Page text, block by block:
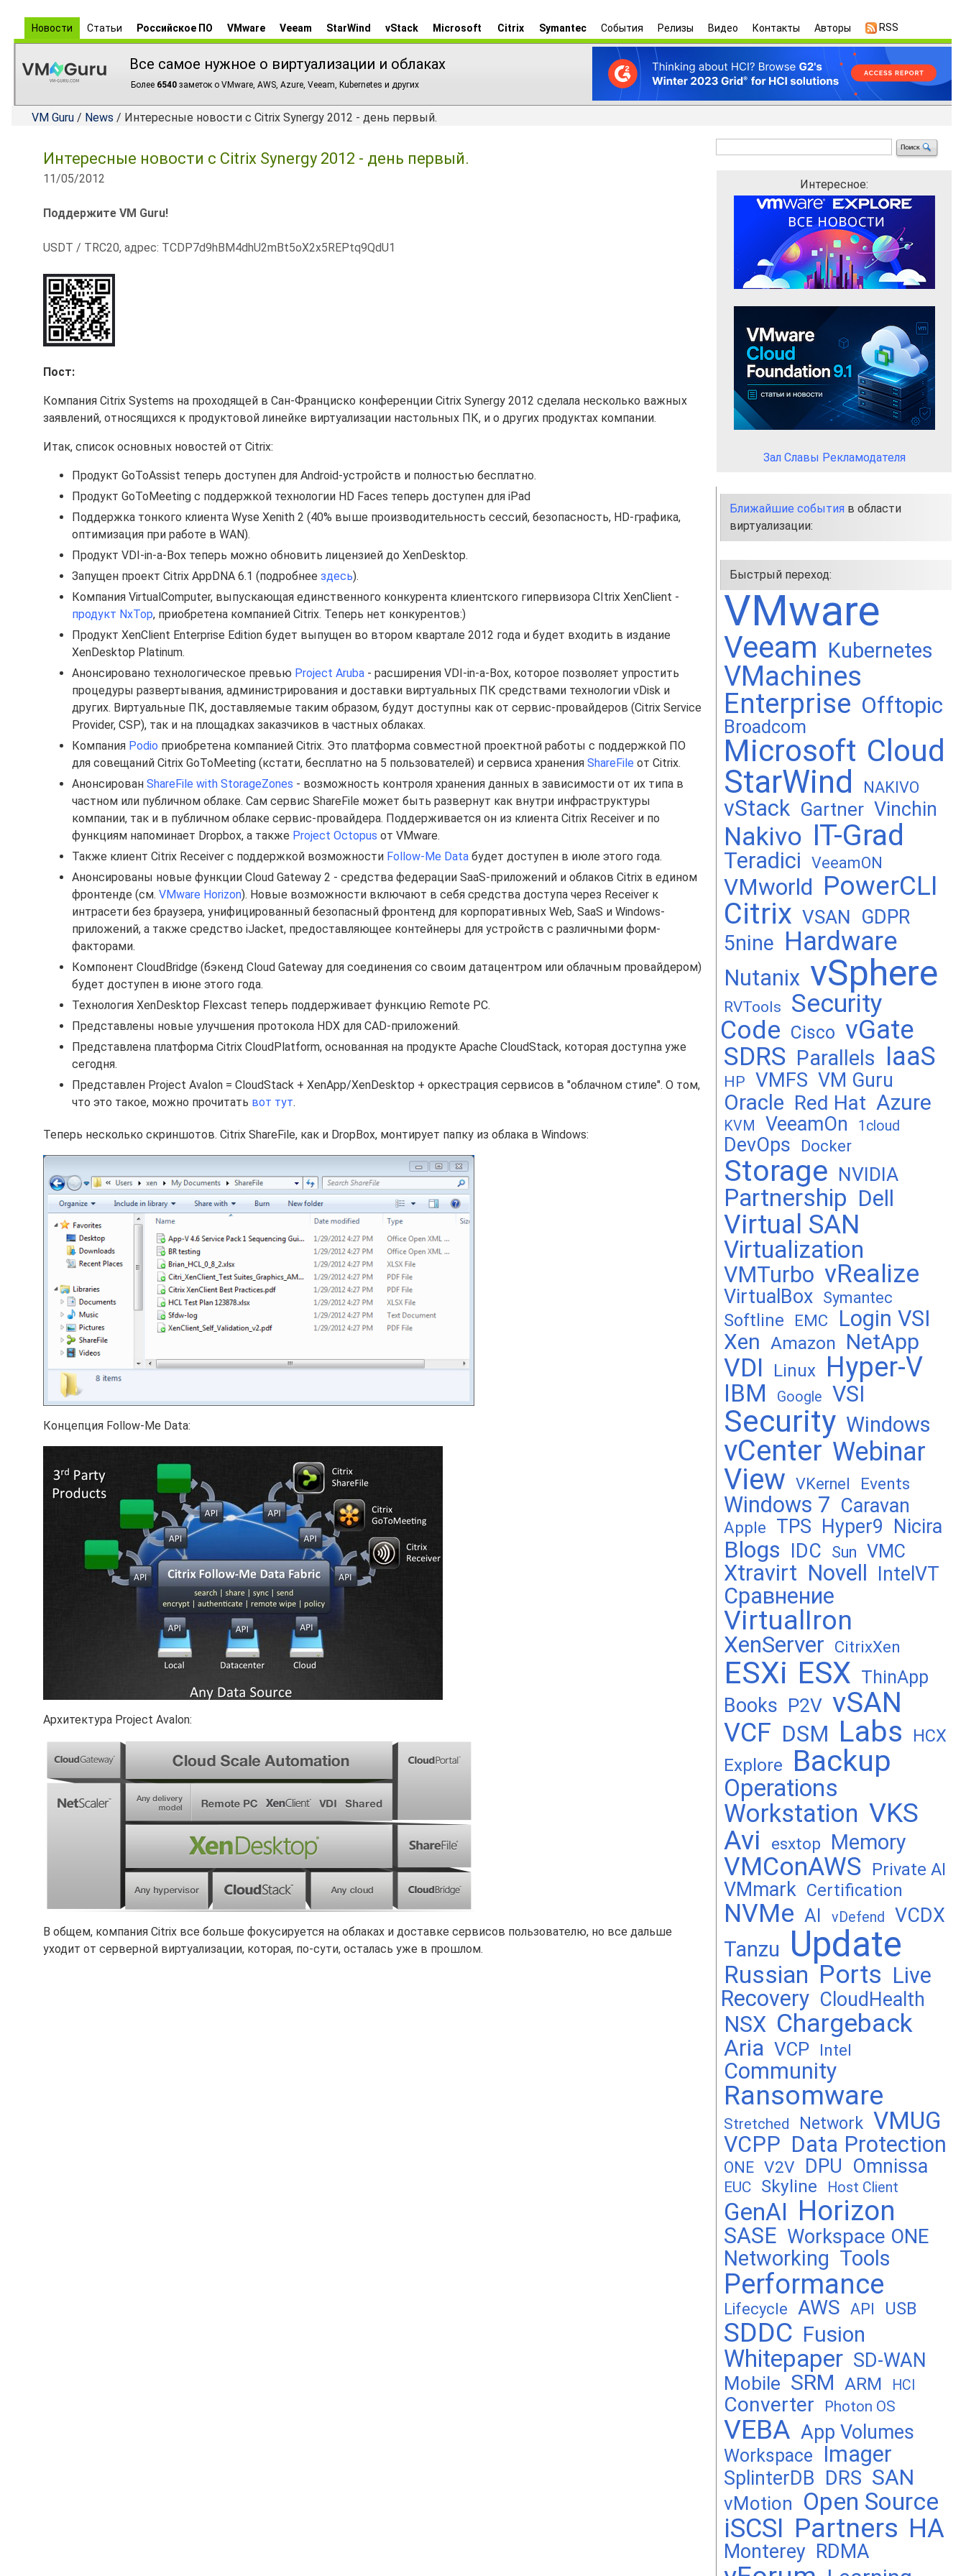
Новости Статьи Российское ПО VMware Veeam StarWind vStack Microsoft Citrix Symantec События Релизы Видео Контакты Авторы RSS
Все самое нужное о виртуализации и облаках
Более 6540 заметок о VMware, AWS, Azure, Veeam, Kubernetes и других
VM Guru / News / Интересные новости с Citrix Synergy 2012 - день первый.
Интересные новости с Citrix Synergy 2012 - день первый.
11/05/2012
Поддержите VM Guru!
USDT / TRC20, адрес: TCDP7d9hBM4dhU2mBt5oX2x5REPtq9QdU1
Пост:
Компания Citrix Systems на проходящей в Сан-Франциско конференции Citrix Synergy 2012 сделала несколько важных
заявлений, относящихся к продуктовой линейке виртуализации настольных ПК, и о других продуктах компании.
Итак, список основных новостей от Citrix:
Продукт GoToAssist теперь доступен для Android-устройств и полностью бесплатно.
Продукт GoToMeeting с поддержкой технологии HD Faces теперь доступен для iPad
Поддержка тонкого клиента Wyse Xenith 2 (40% выше производительность сессий, безопасность, HD-графика,
оптимизация при работе в WAN).
Продукт VDI-in-a-Box теперь можно обновить лицензией до XenDesktop.
Запущен проект Citrix AppDNA 6.1 (подробнее здесь).
Компания VirtualComputer, выпускающая единственного конкурента клиентского гипервизора CItrix XenClient -
продукт NxTop, приобретена компанией Citrix. Теперь нет конкурентов:)
Продукт XenClient Enterprise Edition будет выпущен во втором квартале 2012 года и будет входить в издание
XenDesktop Platinum.
Анонсировано технологическое превью Project Aruba - расширения VDI-in-a-Box, которое позволяет упростить
процедуры развертывания, администрирования и доставки виртуальных ПК средствами технологии vDisk и
других. Виртуальные ПК, доставляемые таким образом, будут доступны как от сервис-провайдеров (Citrix Service
Provider, CSP), так и на площадках заказчиков в частных облаках.
Компания Podio приобретена компанией Citrix. Это платформа совместной проектной работы с поддержкой ПО
для совещаний Citrix GoToMeeting (кстати, бесплатно на 5 пользователей) и сервиса хранения ShareFile от Citrix.
Анонсирован ShareFile with StorageZones - возможность контроля хранения данных в зависимости от их типа в
частном или публичном облаке. Сам сервис ShareFile может быть развернут как внутри инфраструктуры
компании, так и в публичном облаке сервис-провайдера. Поддерживается он из клиента Citrix Receiver и по
функциям напоминает Dropbox, а также Project Octopus от VMware.
Также клиент Citrix Receiver с поддержкой возможности Follow-Me Data будет доступен в июле этого года.
Анонсированы новые функции Cloud Gateway 2 - средства федерации SaaS-приложений и облаков Citrix в едином
фронтенде (см. VMware Horizon). Новые возможности включают в себя средства доступа через Receiver к
интрасети без браузера, унифицированный безопасный фронтенд для корпоративных Web, SaaS и Windows-
приложений, а также средство iJacket, предоставляющее контейнеры для устройств с различными форм-
факторами.
Компонент CloudBridge (бэкенд Cloud Gateway для соединения со своим датацентром или облачным провайдером)
будет доступен в июне этого года.
Технология XenDesktop Flexcast теперь поддерживает функцию Remote PC.
Представлены новые улучшения протокола HDX для CAD-приложений.
Представлена платформа Citrix CloudPlatform, основанная на продукте Apache CloudStack, которая доступна уже
сегодня.
Представлен Project Avalon = CloudStack + XenApp/XenDesktop + оркестрация сервисов в "облачном стиле". О том,
что это такое, можно прочитать вот тут.
Теперь несколько скриншотов. Citrix ShareFile, как и DropBox, монтирует папку из облака в Windows:
Концепция Follow-Me Data:
Архитектура Project Avalon:
В общем, компания Citrix все больше фокусируется на облаках и доставке сервисов пользователю, но все дальше
уходит от серверной виртуализации, которая, по-сути, осталась уже в прошлом.
Интересное:
Зал Славы Рекламодателя
Ближайшие события в области
виртуализации:
Быстрый переход:
VMware
Veeam Kubernetes
VMachines
Enterprise Offtopic
Broadcom
Microsoft Cloud
StarWind NAKIVO
vStack Gartner Vinchin
Nakivo IT-Grad
Teradici VeeamON
VMworld PowerCLI
Citrix VSAN GDPR
5nine Hardware
Nutanix vSphere
RVTools
Security
Code Cisco vGate
SDRS Parallels IaaS
HP VMFS VM Guru
Oracle Red Hat Azure
KVM VeeamOn 1cloud
DevOps Docker
Storage NVIDIA
Partnership Dell
Virtual SAN
Virtualization
VMTurbo vRealize
VirtualBox Symantec
Softline EMC
Login VSI
Xen Amazon NetApp
VDI Linux Hyper-V
IBM Google VSI
Security Windows
vCenter Webinar
View VKernel Events
Windows 7 Caravan
Apple TPS Hyper9 Nicira
Blogs IDC Sun VMC
Xtravirt Novell IntelVT
Сравнение
VirtualIron
XenServer CitrixXen
ESXi ESX ThinApp
Books P2V vSAN
VCF DSM Labs HCX
Explore Backup
Operations
Workstation VKS
Avi
esxtop Memory
VMConAWS Private AI
VMmark Certification
NVMe AI vDefend VCDX
Tanzu Update
Russian Ports Live
Recovery CloudHealth
NSX Chargeback
Aria VCP Intel
Community
Ransomware
Stretched Network VMUG
VCPP Data Protection
ONE V2V DPU Omnissa
EUC Skyline Host Client
GenAI Horizon
SASE Workspace ONE
Networking Tools
Performance
Lifecycle AWS API USB
SDDC Fusion
Whitepaper SD-WAN
Mobile SRM ARM HCI
Converter Photon OS
VEBA App Volumes
Workspace Imager
SplinterDB DRS SAN
vMotion Open Source
iSCSI Partners HA
Monterey RDMA